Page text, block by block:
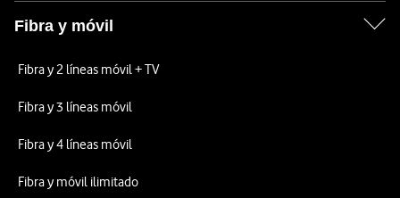
Fibra y móvil
Fibra y 2 líneas móvil + TV
Fibra y 3 líneas móvil
Fibra y 4 líneas móvil
Fibra y móvil ilimitado